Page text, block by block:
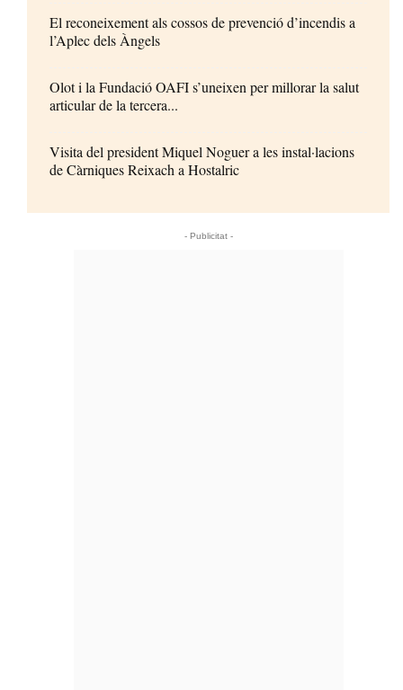
El reconeixement als cossos de prevenció d’incendis a
l’Aplec dels Àngels
Olot i la Fundació OAFI s’uneixen per millorar la salut
articular de la tercera...
Visita del president Miquel Noguer a les instal·lacions
de Càrniques Reixach a Hostalric
- Publicitat -